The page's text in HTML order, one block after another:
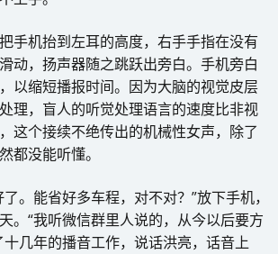
手机抬到左耳的高度，右手手指在没有
动，扬声器随之跳跃出旁白。手机旁白
以缩短播报时间。因为大脑的视觉皮层
理，盲人的听觉处理语言的速度比非视
这个接续不绝传出的机械性女声，除了
都没能听懂。
。能省好多车程，对不对？”放下手机，
。“我听微信群里人说的，从今以后要方
几年的播音工作，说话洪亮，话音上